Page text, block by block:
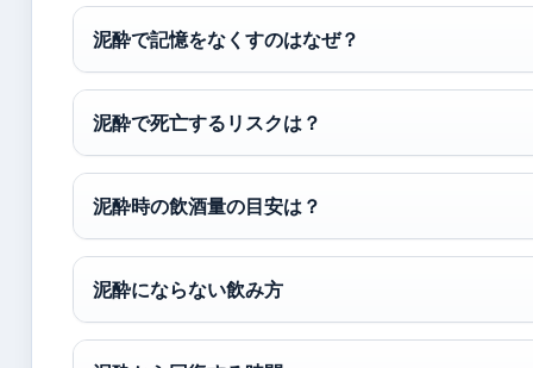
泥酔で記憶をなくすのはなぜ？
泥酔で死亡するリスクは？
泥酔時の飲酒量の目安は？
泥酔にならない飲み方